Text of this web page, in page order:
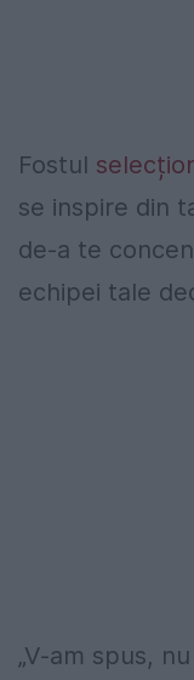
Fostul
se inspire din
de-a te
echipei tale
„V-am spus,